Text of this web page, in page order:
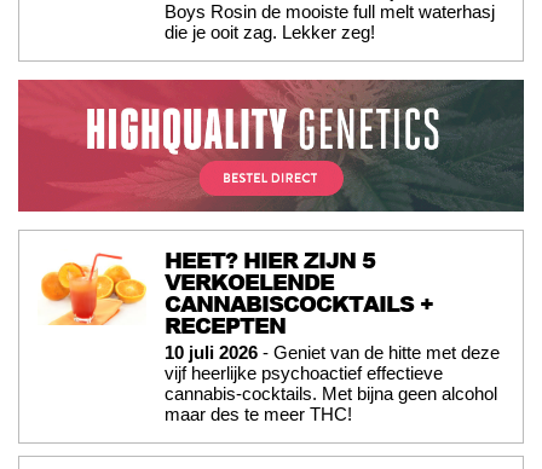
Boys Rosin de mooiste full melt waterhasj
die je ooit zag. Lekker zeg!
HEET? HIER ZIJN 5
VERKOELENDE
CANNABISCOCKTAILS +
RECEPTEN
10 juli 2026 - Geniet van de hitte met deze
vijf heerlijke psychoactief effectieve
cannabis-cocktails. Met bijna geen alcohol
maar des te meer THC!